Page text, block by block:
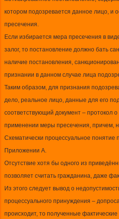
котором подозревается данное лицо, и
пресечения.
Если избирается мера пресечения в
залог, то постановление должно бать
наличие постановления,
признании в данном случае лица
Таким образом, для признания
дело, реальное лицо, данные для его
соответствующий документ – протокол
применении меры пресечения, причем,
Схематически процессуальное понятие
Приложении А.
Отсутствие хотя бы одного из
позволяет считать гражданина, даже
Из этого следует вывод о
процессуального принуждения –
происходит, то полученные